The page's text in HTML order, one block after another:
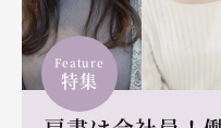
Feature
特集